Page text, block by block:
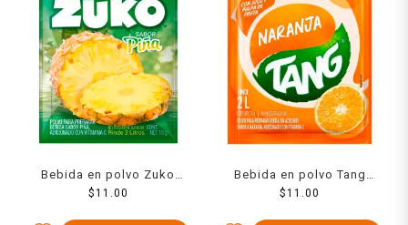
Bebida en polvo Zuko
sabor piña 13 g
$11.00
Bebida en polvo Tang
naranja 13 g
$11.00